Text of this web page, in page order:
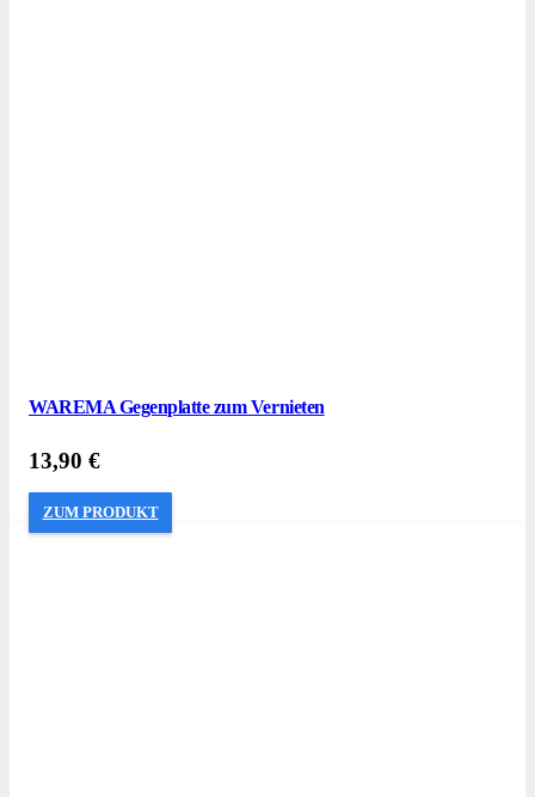
WAREMA Gegenplatte zum Vernieten
13,90 €
ZUM PRODUKT